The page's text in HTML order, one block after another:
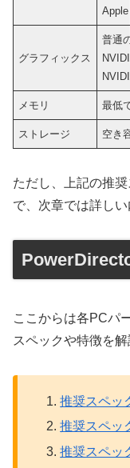
グラフィックス
普通
メモリ 最低
ストレージ 空き
ただし、上記の推
で、次章では詳しい
ここからは各PCパ
スペックや特徴を解
推奨スペッ
推奨スペッ
推奨スペッ